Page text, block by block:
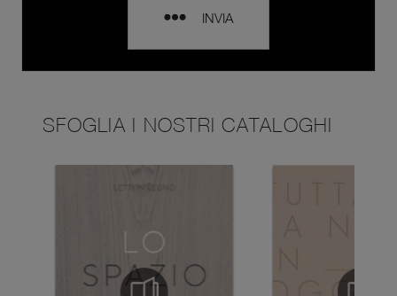
INVIA
SFOGLIA I NOSTRI CATALOGHI